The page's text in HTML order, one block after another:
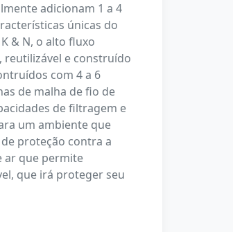
adicionam 1 a 4
únicas do
& N, o alto fluxo
reutilizável e construído
com 4 a 6
de malha de fio de
de filtragem e
um ambiente que
proteção contra a
ar que permite
que irá proteger seu